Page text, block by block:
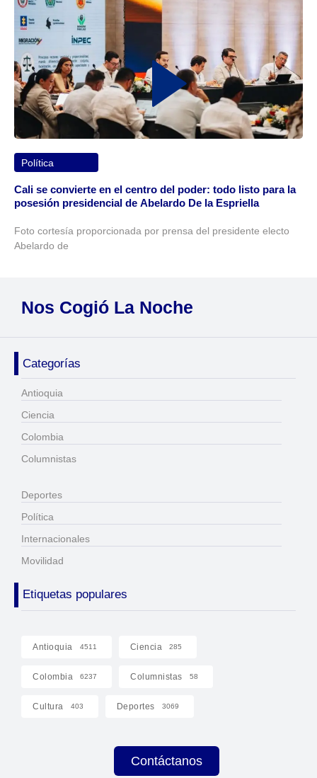
Política
Cali se convierte en el centro del poder: todo listo para la
posesión presidencial de Abelardo De la Espriella
Foto cortesía proporcionada por prensa del presidente electo
Abelardo de
Nos Cogió La Noche
Categorías
Antioquia
Ciencia
Colombia
Columnistas
Deportes
Política
Internacionales
Movilidad
Etiquetas populares
Antioquia 4511 Ciencia 285
Colombia 6237 Columnistas 58
Cultura 403 Deportes 3069
Contáctanos